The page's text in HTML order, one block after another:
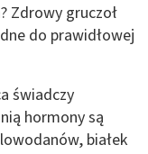
Zdrowy gruczoł
do prawidłowej
świadczy
hormony są
białek